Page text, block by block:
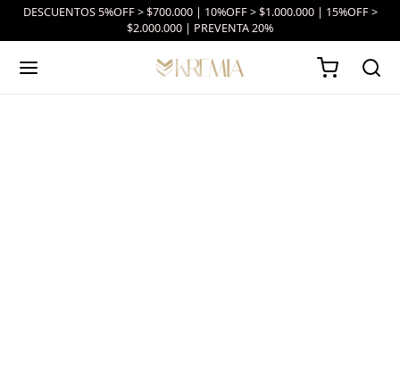
DESCUENTOS 5%OFF > $700.000 | 10%OFF > $1.000.000 | 15%OFF >
$2.000.000 | PREVENTA 20%